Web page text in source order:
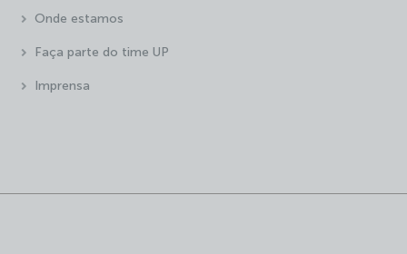
Onde estamos
Faça parte do time UP
Imprensa